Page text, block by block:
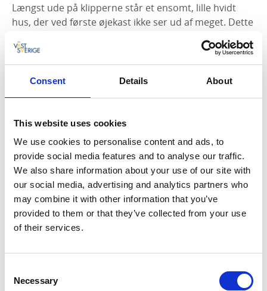
Consent Details About
This website uses cookies
We use cookies to personalise content and ads, to
provide social media features and to analyse our traffic.
We also share information about your use of our site with
our social media, advertising and analytics partners who
may combine it with other information that you’ve
provided to them or that they’ve collected from your use
of their services.
Selection
Necessary
Længst ude på klipperne står et ensomt, lille hvidt
hus, der ved første øjekast ikke ser ud af meget. Dette
1800-tallet og som har guidet utallige fiskerbåde
sikkert ind mod land, først med petroleum og
sidenhen gasdrift.
vartegn og udnævnt til et af Vestsveriges syv
Tips til overnatning i Lysekil:
Strandflickorna
Grand Hotel Lysekil
Hotell Sillen